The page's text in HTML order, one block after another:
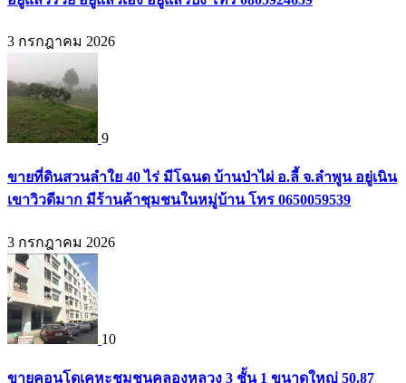
3 กรกฎาคม 2026
9
ขายที่ดินสวนลำใย 40 ไร่ มีโฉนด บ้านป่าไผ่ อ.ลี้ จ.ลำพูน อยู่เนิน
เขาวิวดีมาก มีร้านค้าชุมชนในหมู่บ้าน โทร 0650059539
3 กรกฎาคม 2026
10
ขายคอนโดเคหะชุมชนคลองหลวง 3 ชั้น 1 ขนาดใหญ่ 50.87